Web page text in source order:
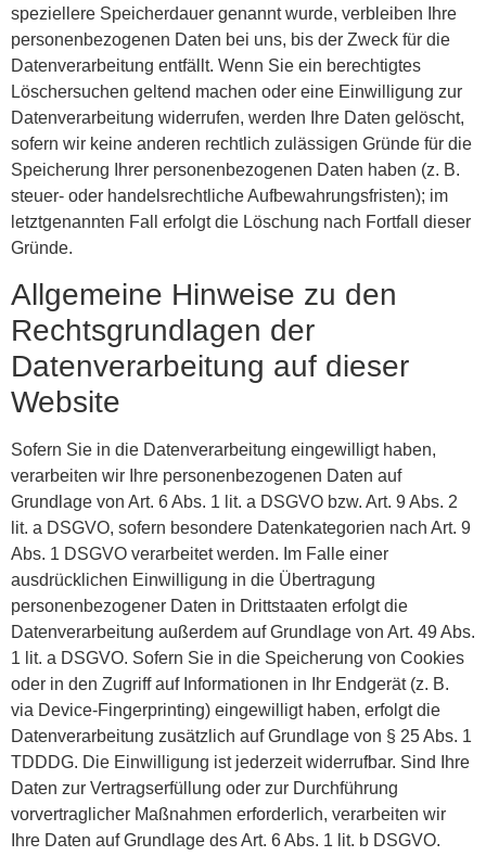
speziellere Speicherdauer genannt wurde, verbleiben Ihre
personenbezogenen Daten bei uns, bis der Zweck für die
Datenverarbeitung entfällt. Wenn Sie ein berechtigtes
Löschersuchen geltend machen oder eine Einwilligung zur
Datenverarbeitung widerrufen, werden Ihre Daten gelöscht,
sofern wir keine anderen rechtlich zulässigen Gründe für die
Speicherung Ihrer personenbezogenen Daten haben (z. B.
steuer- oder handelsrechtliche Aufbewahrungsfristen); im
letztgenannten Fall erfolgt die Löschung nach Fortfall dieser
Gründe.
Allgemeine Hinweise zu den
Rechtsgrundlagen der
Datenverarbeitung auf dieser
Website
Sofern Sie in die Datenverarbeitung eingewilligt haben,
verarbeiten wir Ihre personenbezogenen Daten auf
Grundlage von Art. 6 Abs. 1 lit. a DSGVO bzw. Art. 9 Abs. 2
lit. a DSGVO, sofern besondere Datenkategorien nach Art. 9
Abs. 1 DSGVO verarbeitet werden. Im Falle einer
ausdrücklichen Einwilligung in die Übertragung
personenbezogener Daten in Drittstaaten erfolgt die
Datenverarbeitung außerdem auf Grundlage von Art. 49 Abs.
1 lit. a DSGVO. Sofern Sie in die Speicherung von Cookies
oder in den Zugriff auf Informationen in Ihr Endgerät (z. B.
via Device-Fingerprinting) eingewilligt haben, erfolgt die
Datenverarbeitung zusätzlich auf Grundlage von § 25 Abs. 1
TDDDG. Die Einwilligung ist jederzeit widerrufbar. Sind Ihre
Daten zur Vertragserfüllung oder zur Durchführung
vorvertraglicher Maßnahmen erforderlich, verarbeiten wir
Ihre Daten auf Grundlage des Art. 6 Abs. 1 lit. b DSGVO.